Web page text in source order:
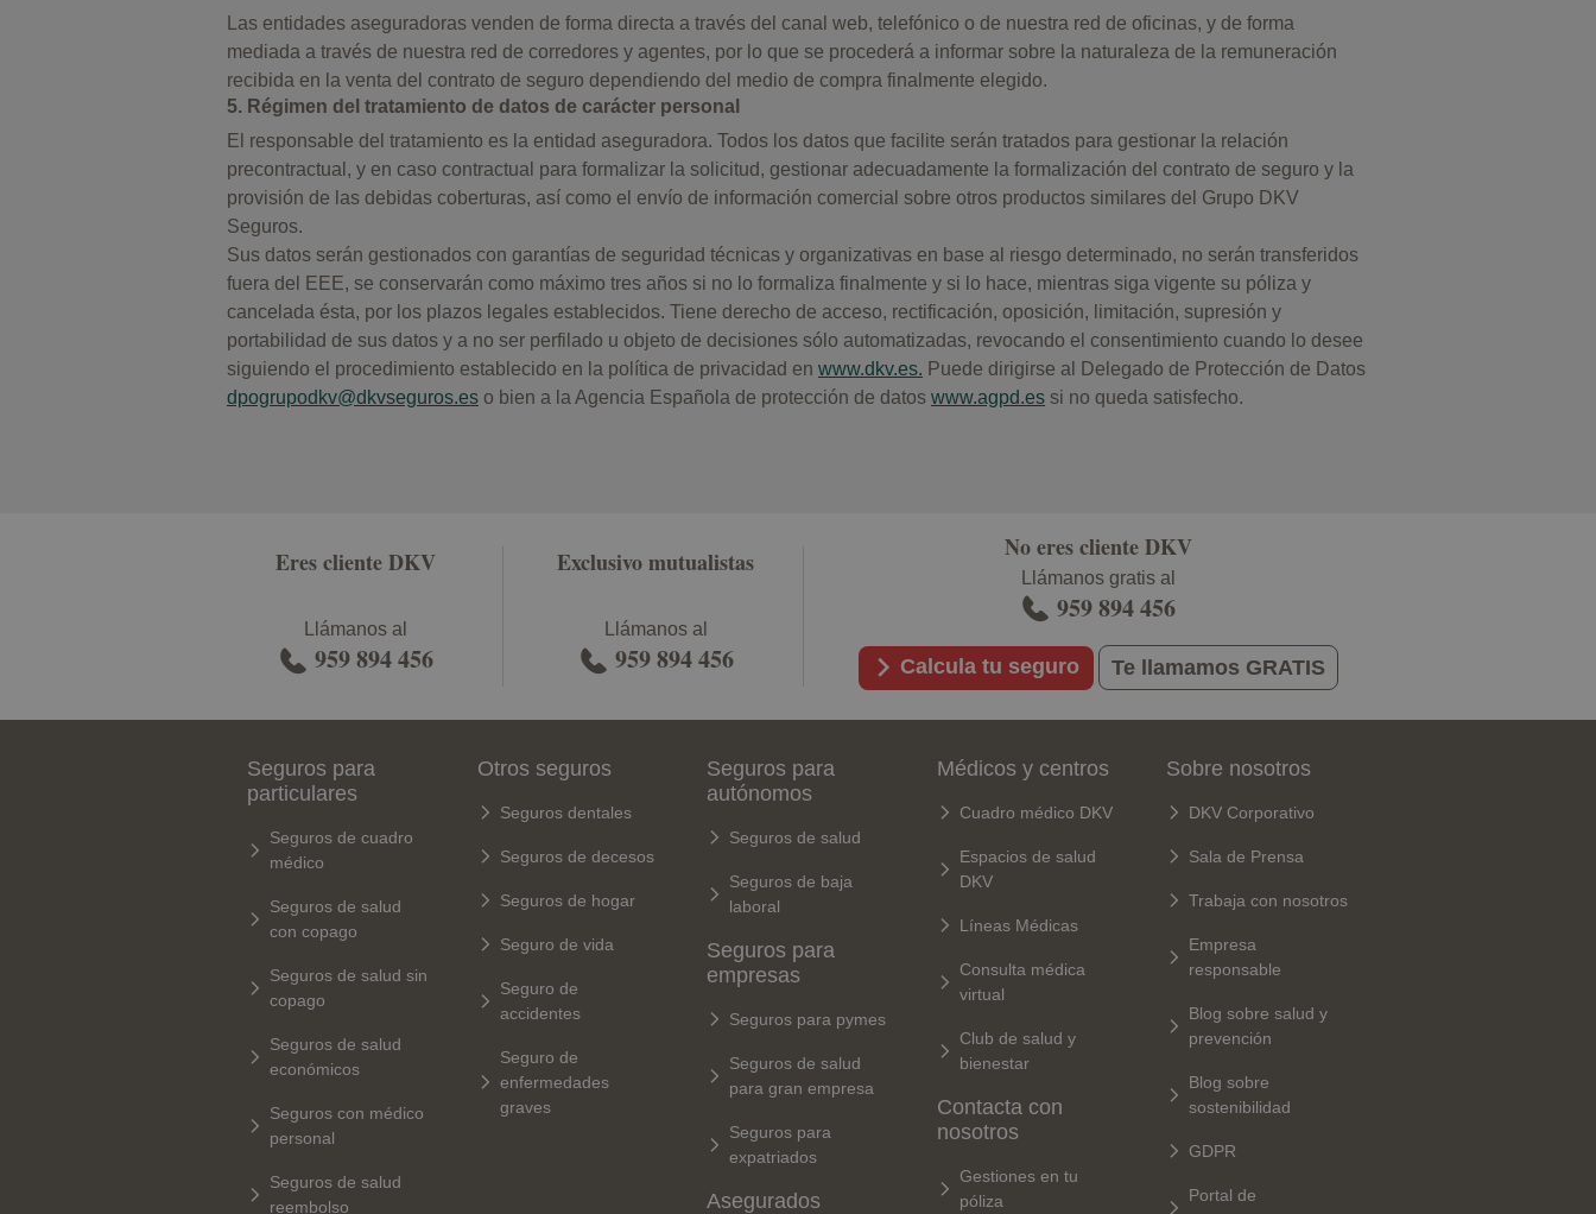
Las entidades aseguradoras venden de forma directa a través del canal web, telefónico o de nuestra red de oficinas, y de forma
mediada a través de nuestra red de corredores y agentes, por lo que se procederá a informar sobre la naturaleza de la remuneración
recibida en la venta del contrato de seguro dependiendo del medio de compra finalmente elegido.
5. Régimen del tratamiento de datos de carácter personal
El responsable del tratamiento es la entidad aseguradora. Todos los datos que facilite serán tratados para gestionar la relación
precontractual, y en caso contractual para formalizar la solicitud, gestionar adecuadamente la formalización del contrato de seguro y la
provisión de las debidas coberturas, así como el envío de información comercial sobre otros productos similares del Grupo DKV
Seguros.
Sus datos serán gestionados con garantías de seguridad técnicas y organizativas en base al riesgo determinado, no serán transferidos
fuera del EEE, se conservarán como máximo tres años si no lo formaliza finalmente y si lo hace, mientras siga vigente su póliza y
cancelada ésta, por los plazos legales establecidos. Tiene derecho de acceso, rectificación, oposición, limitación, supresión y
portabilidad de sus datos y a no ser perfilado u objeto de decisiones sólo automatizadas, revocando el consentimiento cuando lo desee
siguiendo el procedimiento establecido en la política de privacidad en www.dkv.es. Puede dirigirse al Delegado de Protección de Datos
dpogrupodkv@dkvseguros.es o bien a la Agencia Española de protección de datos www.agpd.es si no queda satisfecho.
Eres cliente DKV
Llámanos al
959 894 456
Exclusivo mutualistas
Llámanos al
959 894 456
No eres cliente DKV
Llámanos gratis al
959 894 456
Calcula tu seguro Te llamamos GRATIS
Seguros para
particulares
Seguros de cuadro
médico
Seguros de salud
con copago
Seguros de salud sin
copago
Seguros de salud
económicos
Seguros con médico
personal
Seguros de salud
reembolso
Otros seguros
Seguros dentales
Seguros de decesos
Seguros de hogar
Seguro de vida
Seguro de
accidentes
Seguro de
enfermedades
graves
Seguros para
autónomos
Seguros de salud
Seguros de baja
laboral
Seguros para
empresas
Seguros para pymes
Seguros de salud
para gran empresa
Seguros para
expatriados
Asegurados
Médicos y centros
Cuadro médico DKV
Espacios de salud
DKV
Líneas Médicas
Consulta médica
virtual
Club de salud y
bienestar
Contacta con
nosotros
Gestiones en tu
póliza
Sobre nosotros
DKV Corporativo
Sala de Prensa
Trabaja con nosotros
Empresa
responsable
Blog sobre salud y
prevención
Blog sobre
sostenibilidad
GDPR
Portal de